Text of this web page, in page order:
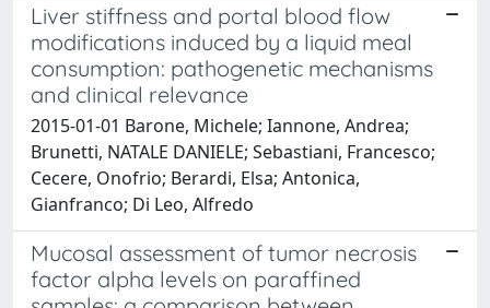
Liver stiffness and portal blood flow
modifications induced by a liquid meal
consumption: pathogenetic mechanisms
and clinical relevance
2015-01-01 Barone, Michele; Iannone, Andrea;
Brunetti, NATALE DANIELE; Sebastiani, Francesco;
Cecere, Onofrio; Berardi, Elsa; Antonica,
Gianfranco; Di Leo, Alfredo
Mucosal assessment of tumor necrosis
factor alpha levels on paraffined